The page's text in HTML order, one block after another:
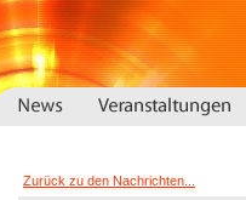
Zurück zu den Nachrichten...